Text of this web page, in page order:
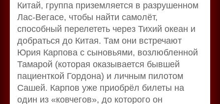
Китай, группа приземляется в разрушенном
Лас-Вегасе, чтобы найти самолёт,
способный перелететь через Тихий океан и
добраться до Китая. Там они встречают
Юрия Карпова с сыновьями, возлюбленной
Тамарой (которая оказывается бывшей
пациенткой Гордона) и личным пилотом
Сашей. Карпов уже приобрёл билеты на
один из «ковчегов», до которого он